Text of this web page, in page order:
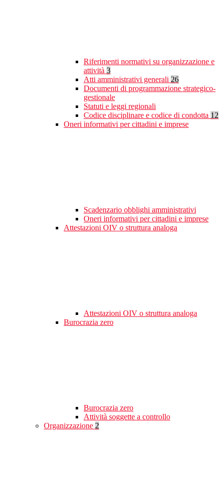
Riferimenti normativi su organizzazione e
attività 3
Atti amministrativi generali 26
Documenti di programmazione strategico-
gestionale
Statuti e leggi regionali
Codice disciplinare e codice di condotta 12
Oneri informativi per cittadini e imprese
Scadenzario obblighi amministrativi
Oneri informativi per cittadini e imprese
Attestazioni OIV o struttura analoga
Attestazioni OIV o struttura analoga
Burocrazia zero
Burocrazia zero
Attività soggette a controllo
Organizzazione 2